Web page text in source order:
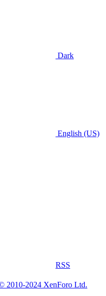
Dark
English (US)
RSS
2010-2024 XenForo Ltd.